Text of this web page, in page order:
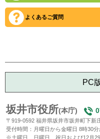
よくあるご質問
PC
坂井市役所(本庁)
〒919-0592 福井県坂井市坂井町下新
受付時間：月曜日から金曜日 8時30
※土曜日、日曜日、祝日および12月